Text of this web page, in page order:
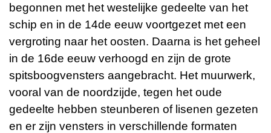
begonnen met het westelijke gedeelte van het
schip en in de 14de eeuw voortgezet met een
vergroting naar het oosten. Daarna is het geheel
in de 16de eeuw verhoogd en zijn de grote
spitsboogvensters aangebracht. Het muurwerk,
vooral van de noordzijde, tegen het oude
gedeelte hebben steunberen of lisenen gezeten
en er zijn vensters in verschillende formaten